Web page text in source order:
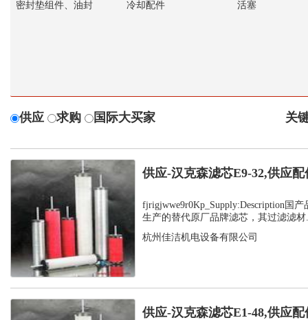
密封垫组件、油封
冷却配件 活塞
供应 求购 国际大买家 关
供应-汉克森滤芯E9-32,供应配
fjrigjwwe9r0Kp_Supply:Description国
生产的替代原厂品牌滤芯，其过滤滤材
杭州佳洁机电设备有限公司
供应-汉克森滤芯E1-48,供应配